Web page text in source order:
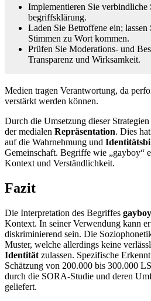
Implementieren Sie verbindliche
begriffsklärung.
Laden Sie Betroffene ein; lassen
Stimmen zu Wort kommen.
Prüfen Sie Moderations- und
Transparenz und Wirksamkeit.
Medien tragen Verantwortung, da
verstärkt werden können.
Durch die Umsetzung dieser
der medialen Repräsentation. Dies
auf die Wahrnehmung und
Gemeinschaft. Begriffe wie „gayboy“
Kontext und Verständlichkeit.
Fazit
Die Interpretation des Begriffes gayboy
Kontext. In seiner Verwendung kann
diskriminierend sein. Die
Muster, welche allerdings keine
Identität zulassen. Spezifische
Schätzung von 200.000 bis 300.000
durch die SORA-Studie und deren
geliefert.